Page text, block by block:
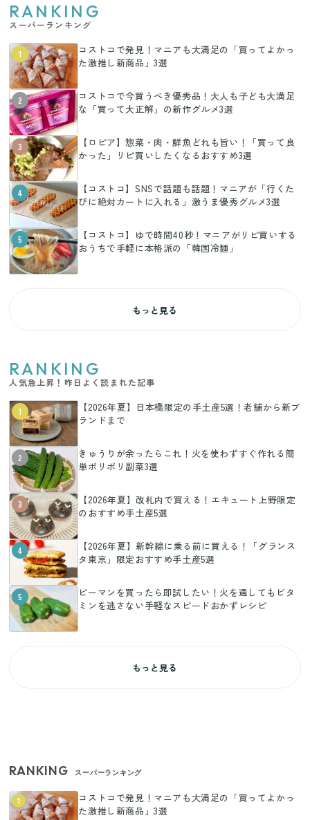
RANKING
スーパーランキング
1
コストコで発見！マニアも大満足の「買ってよかっ
た激推し新商品」3選
2
コストコで今買うべき優秀品！大人も子ども大満足
な「買って大正解」の新作グルメ3選
3
【ロピア】惣菜・肉・鮮魚どれも旨い！「買って良
かった」リピ買いしたくなるおすすめ3選
4
【コストコ】SNSで話題も話題！マニアが「行くた
びに絶対カートに入れる」激うま優秀グルメ3選
5
【コストコ】ゆで時間40秒！マニアがリピ買いする
おうちで手軽に本格派の「韓国冷麺」
もっと見る
RANKING
人気急上昇！昨日よく読まれた記事
1
【2026年夏】日本橋限定の手土産5選！老舗から新ブ
ランドまで
2
きゅうりが余ったらこれ！火を使わずすぐ作れる簡
単ポリポリ副菜3選
3
【2026年夏】改札内で買える！エキュート上野限定
のおすすめ手土産5選
4
【2026年夏】新幹線に乗る前に買える！「グランス
タ東京」限定おすすめ手土産5選
5
ピーマンを買ったら即試したい！火を通してもビタ
ミンを逃さない手軽なスピードおかずレシピ
もっと見る
RANKING スーパーランキング
1
コストコで発見！マニアも大満足の「買ってよかっ
た激推し新商品」3選